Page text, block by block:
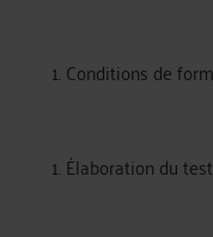
Conditions de
Élaboration du